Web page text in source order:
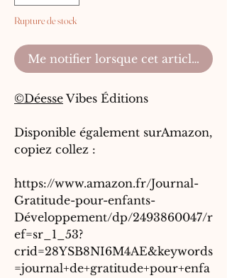
Rupture de stock
Me notifier lorsque cet article est
©Déesse Vibes Éditions
Disponible également surAmazon,
copiez collez :
https://www.amazon.fr/Journal-
Gratitude-pour-enfants-
Développement/dp/2493860047/r
ef=sr_1_53?
crid=28YSB8NI6M4AE&keywords
=journal+de+gratitude+pour+enfa